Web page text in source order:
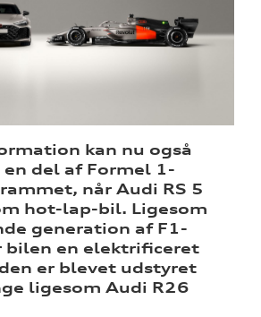
kan nu også
en del af Formel 1-
når Audi RS 5
hot-lap-bil. Ligesom
generation af F1-
bilen en elektrificeret
er blevet udstyret
ligesom Audi R26